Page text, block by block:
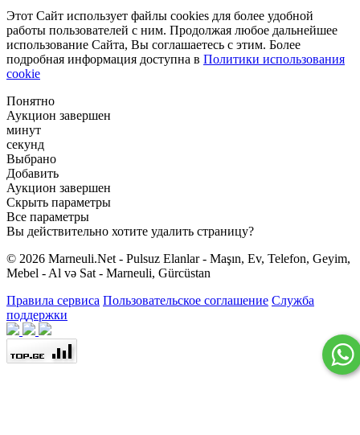
Этот Сайт использует файлы cookies для более удобной
работы пользователей с ним. Продолжая любое дальнейшее
использование Сайта, Вы соглашаетесь с этим. Более
подробная информация доступна в Политики использования
cookie
Понятно
Аукцион завершен
минут
секунд
Выбрано
Добавить
Аукцион завершен
Скрыть параметры
Все параметры
Вы действительно хотите удалить страницу?
© 2026 Marneuli.Net - Pulsuz Elanlar - Maşın, Ev, Telefon, Geyim,
Mebel - Al və Sat - Marneuli, Gürcüstan
Правила сервиса Пользовательское соглашение Служба
поддержки